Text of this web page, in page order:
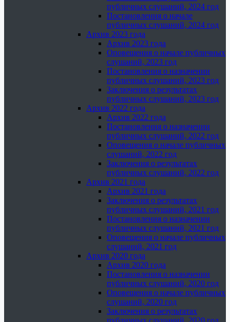
публичных слушаний, 2024 год
Постановления о начале
публичных слушаний, 2024 год
Архив 2023 года
Архив 2023 года
Оповещения о начале публичных
слушаний, 2023 год
Постановления о назначении
публичных слушаний, 2023 год
Заключения о результатах
публичных слушаний, 2023 год
Архив 2022 года
Архив 2022 года
Постановления о назначении
публичных слушаний, 2022 год
Оповещения о начале публичных
слушаний, 2022 год
Заключения о результатах
публичных слушаний, 2022 год
Архив 2021 года
Архив 2021 года
Заключения о результатах
публичных слушаний, 2021 год
Постановления о назначении
публичных слушаний, 2021 год
Оповещения о начале публичных
слушаний, 2021 год
Архив 2020 года
Архив 2020 года
Постановления о назначении
публичных слушаний, 2020 год
Оповещения о начале публичных
слушаний, 2020 год
Заключения о результатах
публичных слушаний, 2020 год